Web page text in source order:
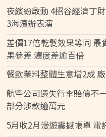
夜繽紛啟動 4招谷經濟丁
3海濱辦表演
差價17倍乾髮效果等同 最
果參差 濃度差逾百倍
餐飲業料整體生意增2成
航空公司遺失行李賠償不
部分涉款逾萬元
5月收2月漫遊震撼帳單 電